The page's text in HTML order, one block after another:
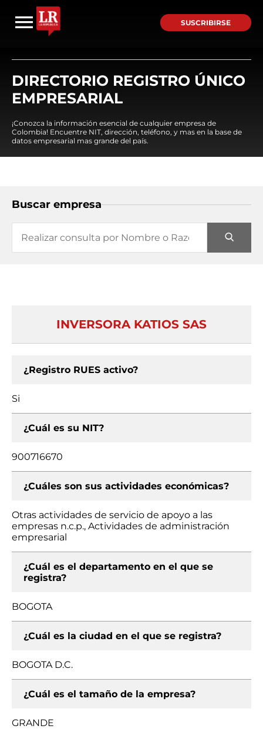
SUSCRIBIRSE
DIRECTORIO REGISTRO ÚNICO
EMPRESARIAL
¡Conozca la información esencial de cualquier empresa de
Colombia! Encuentre NIT, dirección, teléfono, y mas en la base de
datos empresarial mas grande del país.
Buscar empresa
INVERSORA KATIOS SAS
¿Registro RUES activo?
Si
¿Cuál es su NIT?
900716670
¿Cuáles son sus actividades económicas?
Otras actividades de servicio de apoyo a las
empresas n.c.p., Actividades de administración
empresarial
¿Cuál es el departamento en el que se
registra?
BOGOTA
¿Cuál es la ciudad en el que se registra?
BOGOTA D.C.
¿Cuál es el tamaño de la empresa?
GRANDE